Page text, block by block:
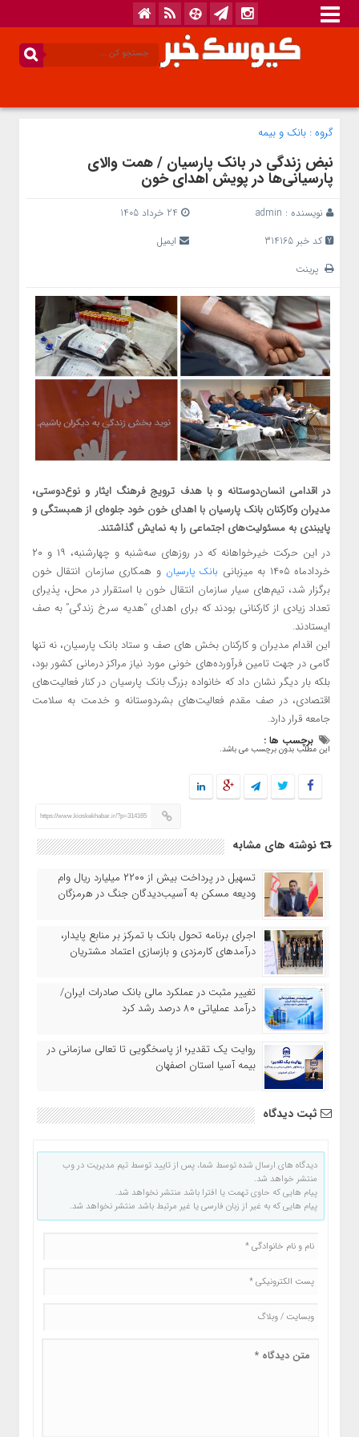
گروه : بانک‌ و بیمه
نبض زندگی در بانک پارسیان / همت والای
پارسیانی‌ها در پویش اهدای خون
نویسنده : admin
کد خبر 314165
ایمیل
پرینت
در اقدامی انسان‌دوستانه و با هدف ترویج فرهنگ ایثار و نوع‌دوستی،
مدیران وکارکنان بانک پارسیان با اهدای خون خود جلوه‌ای از همبستگی و
پایبندی به مسئولیت‌های اجتماعی را به نمایش گذاشتند.
در این حرکت خیرخواهانه که در روزهای سه‌شنبه و چهارشنبه، ۱۹ و ۲۰
خردادماه ۱۴۰۵ به میزبانی
بانک پارسیان و همکاری سازمان انتقال خون
برگزار شد، تیم‌های سیار سازمان انتقال خون با استقرار در محل، پذیرای
تعداد زیادی از کارکنانی بودند که برای اهدای “هدیه سرخ زندگی” به صف
ایستادند.
این اقدام مدیران و کارکنان بخش های صف و ستاد بانک پارسیان، نه تنها
گامی در جهت تامین فرآورده‌های خونی مورد نیاز مراکز درمانی کشور بود،
بلکه بار دیگر نشان داد که خانواده بزرگ بانک پارسیان در کنار فعالیت‌های
اقتصادی، در صف مقدم فعالیت‌های بشردوستانه و خدمت به سلامت
جامعه قرار دارد.
برچسب ها :
این مطلب بدون برچسب می باشد.
https://www.kioskekhabar.ir/?p=314165
نوشته های مشابه
تسهیل در پرداخت بیش از ۲۲۰۰ میلیارد ریال وام
ودیعه مسکن به آسیب‌دیدگان جنگ در هرمزگان
اجرای برنامه تحول بانک با تمرکز بر منابع پایدار،
درآمدهای کارمزدی و بازسازی اعتماد مشتریان
تغییر مثبت در عملکرد مالی بانک صادرات ایران/
درآمد عملیاتی ۸۰ درصد رشد کرد
روایت یک تقدیر؛ از پاسخگویی تا تعالی سازمانی در
بیمه آسیا استان اصفهان
ثبت دیدگاه
دیدگاه های ارسال شده توسط شما، پس از تایید توسط تیم مدیریت در وب
منتشر خواهد شد.
پیام هایی که حاوی تهمت یا افترا باشد منتشر نخواهد شد.
پیام هایی که به غیر از زبان فارسی یا غیر مرتبط باشد منتشر نخواهد شد.